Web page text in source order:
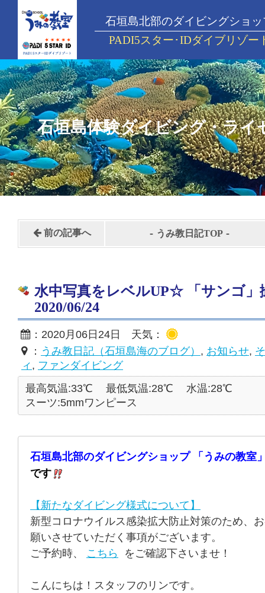
石垣島北部のダイビングショッ
PADI5スター･IDダイブリゾー
石垣島体験ダイビング・ライ
前の記事へ - うみ教日記TOP -
水中写真をレベルUP☆ 「サンゴ
2020/06/24
：2020月06日24日 天気：
： うみ教日記（石垣島海のブログ） , お知らせ,
ィ , ファンダイビング
最高気温:33℃
最低気温:28℃
水温:28℃
スーツ:5mmワンピース
石垣島北部のダイビングショップ 「うみの教室
です
【新たなダイビング様式について】
新型コロナウイルス感染拡大防止対策のため、
願いさせていただく事項がございます。
ご予約時、 こちら をご確認下さいませ！
こんにちは！スタッフのリンです。